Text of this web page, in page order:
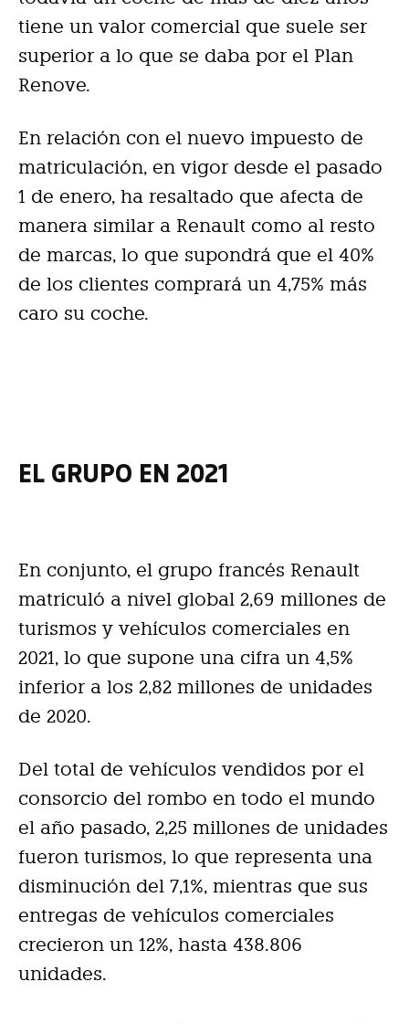
tiene un valor comercial que suele ser
superior a lo que se daba por el Plan
Renove.
En relación con el nuevo impuesto de
matriculación, en vigor desde el pasado
1 de enero, ha resaltado que afecta de
manera similar a Renault como al resto
de marcas, lo que supondrá que el 40%
de los clientes comprará un 4,75% más
caro su coche.
EL GRUPO EN 2021
En conjunto, el grupo francés Renault
matriculó a nivel global 2,69 millones de
turismos y vehículos comerciales en
2021, lo que supone una cifra un 4,5%
inferior a los 2,82 millones de unidades
de 2020.
Del total de vehículos vendidos por el
consorcio del rombo en todo el mundo
el año pasado, 2,25 millones de unidades
fueron turismos, lo que representa una
disminución del 7,1%, mientras que sus
entregas de vehículos comerciales
crecieron un 12%, hasta 438.806
unidades.